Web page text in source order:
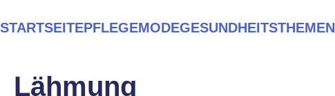
STARTSEITEPFLEGEMODEGESUNDHEITSTHEMEN
Lähmung